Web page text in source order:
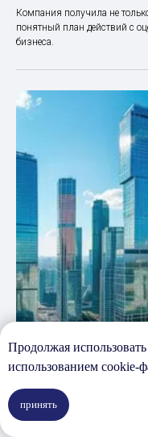
Компания получила не
понятный план действий с
бизнеса.
Продолжая
использованием cookie-
принять